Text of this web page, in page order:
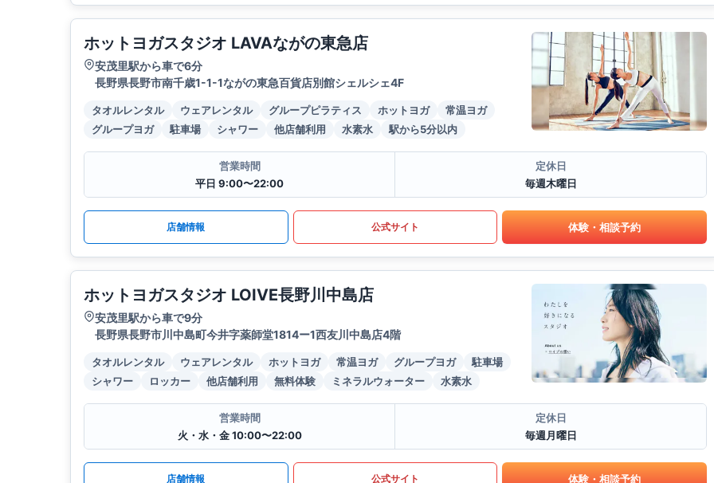
ホットヨガスタジオ LAVAながの東急店
安茂里駅から車で6分
長野県長野市南千歳1-1-1ながの東急百貨店別館シェルシェ4F
タオルレンタル ウェアレンタル グループピラティス ホットヨガ
常温ヨガ
グループヨガ
駐車場 シャワー 他店舗利用 水素水 駅から5分以内
営業時間
平日 9:00〜22:00
定休日
毎週木曜日
店舗情報 公式サイト 体験・相談予約
ホットヨガスタジオ LOIVE長野川中島店
安茂里駅から車で9分
長野県長野市川中島町今井字薬師堂1814ー1西友川中島店4階
タオルレンタル ウェアレンタル ホットヨガ 常温ヨガ グループヨガ
駐車場
シャワー
ロッカー 他店舗利用 無料体験 ミネラルウォーター 水素水
営業時間
火・水・金 10:00〜22:00
定休日
毎週月曜日
店舗情報 公式サイト 体験・相談予約